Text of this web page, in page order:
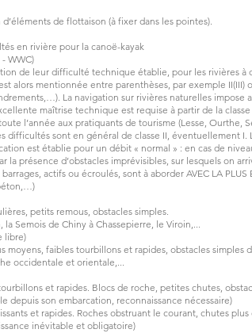
de flottaison (à fixer dans les pointes).
en rivière pour la canoë-kayak
WWC)
de leur difficulté technique établie, pour les rivières
alors mentionnée entre parenthèses, par exemple
La navigation sur rivières naturelles
maîtrise technique est requise à partir de la classe
l’année aux pratiquants de tourisme (Lesse, Ourthe,
difficultés sont en général de classe II, éventuellement
est établie pour un débit « normal » : en cas de
la présence d’obstacles imprévisibles, sur lesquels on
actifs ou écroulés, sont à aborder AVEC LA
petits remous, obstacles simples.
Semois de Chiny à Chassepierre, le Viroin,...
libre)
moyens, faibles tourbillons et rapides, obstacles simples
occidentale et orientale,...
et rapides. Blocs de roche, petites chutes,
depuis son embarcation, reconnaissance nécessaire)
et rapides. Roches obstruant le courant, chutes plus
inévitable et obligatoire)